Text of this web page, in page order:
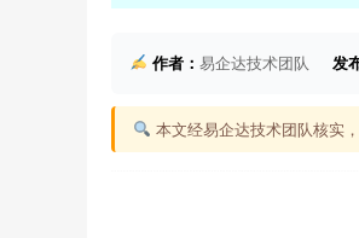
作者： 易企达技术团队 发
本文经易企达技术团队核实